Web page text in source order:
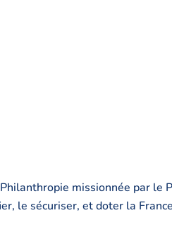
missionnée par
le sécuriser, et doter la